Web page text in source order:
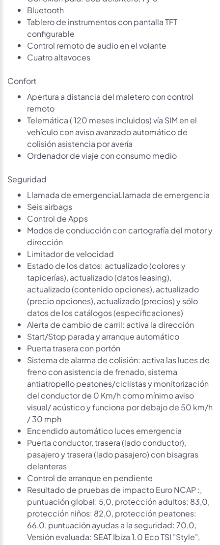
Bluetooth
Tablero de instrumentos con pantalla TFT
configurable
Control remoto de audio en el volante
Cuatro altavoces
Confort
Apertura a distancia del maletero con control
remoto
Telemática ( 120 meses incluidos) vía SIM en el
vehículo con aviso avanzado automático de
colisión asistencia por avería
Ordenador de viaje con consumo medio
Seguridad
Llamada de emergenciaLlamada de emergencia
Seis airbags
Control de Apps
Modos de conducción con cartografía del motor y
dirección
Limitador de velocidad
Estado de los datos: actualizado (colores y
tapicerías), actualizado (datos leasing),
actualizado (contenido opciones), actualizado
(precio opciones), actualizado (precios) y sólo
datos de los catálogos (especificaciones)
Alerta de cambio de carril: activa la dirección
Start/Stop parada y arranque automático
Puerta trasera con portón
Sistema de alarma de colisión: activa las luces de
freno con asistencia de frenado, sistema
antiatropello peatones/ciclistas y monitorización
del conductor de 0 Km/h como mínimo aviso
visual/ acústico y funciona por debajo de 50 km/h
/ 30 mph
Encendido automático luces emergencia
Puerta conductor, trasera (lado conductor),
pasajero y trasera (lado pasajero) con bisagras
delanteras
Control de arranque en pendiente
Resultado de pruebas de impacto Euro NCAP :,
puntuación global: 5,0, protección adultos: 83,0,
protección niños: 82,0, protección peatones:
66,0, puntuación ayudas a la seguridad: 70,0,
Versión evaluada: SEAT Ibiza 1.0 Eco TSI "Style",